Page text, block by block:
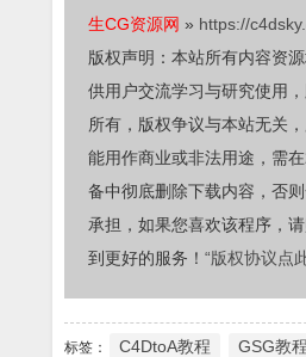
生CG资源网 » https://
版权声明：本站所有内容资
供用户交流学习与研究使用
所有，版权争议与本站无关
能用作商业或非法用途，需
备中彻底删除下载内容，否
承担，如果您喜欢该程序，
到更好的服务！ “版权协议点
标签： C4DtoA教程 GSG教程